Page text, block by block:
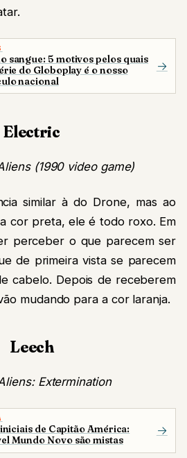
sangue: 5 motivos pelos quais
do Globoplay é o nosso
nacional
→
Electric
(1990 video game)
similar à do Drone, mas ao
cor preta, ele é todo roxo. Em
perceber o que parecem ser
de primeira vista se parecem
cabelo. Depois de receberem
mudando para a cor laranja.
Leech
Extermination
de Capitão América:
Mundo Novo são mistas
→